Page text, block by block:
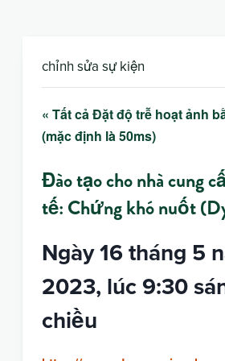
chỉnh sửa sự kiện
« Tất cả Đặt độ trễ hoạt ảnh
(mặc định là 50ms)
Đào tạo cho nhà cung
tế: Chứng khó nuốt
Ngày 16 tháng 5
2023, lúc 9:30
chiều